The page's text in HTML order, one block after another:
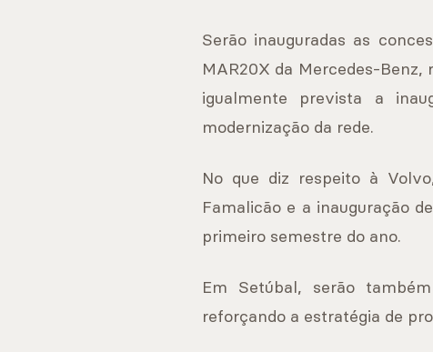
Serão inauguradas as
MAR20X da Mercedes-
igualmente prevista a
modernização da rede.
No que diz respeito à
Famalicão e a inauguração
primeiro semestre do ano.
Em Setúbal, serão
reforçando a estratégia de